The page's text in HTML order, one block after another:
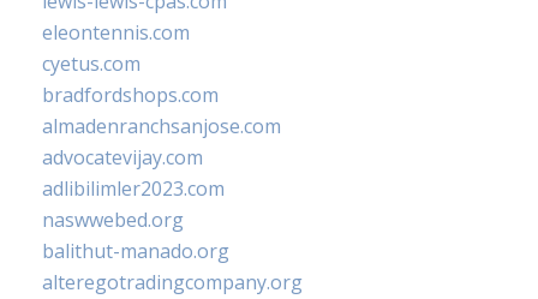
eleontennis.com
cyetus.com
bradfordshops.com
almadenranchsanjose.com
advocatevijay.com
adlibilimler2023.com
naswwebed.org
balithut-manado.org
alteregotradingcompany.org